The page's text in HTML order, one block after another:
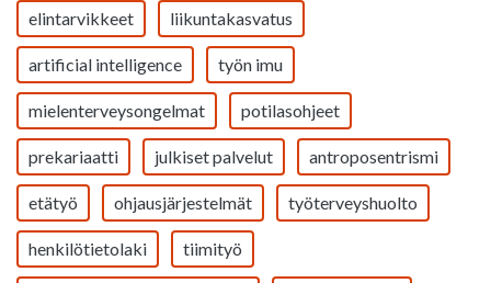
elintarvikkeet liikuntakasvatus
artificial intelligence työn imu
mielenterveysongelmat potilasohjeet
prekariaatti julkiset palvelut antroposentrismi
etätyö ohjausjärjestelmät työterveyshuolto
henkilötietolaki tiimityö